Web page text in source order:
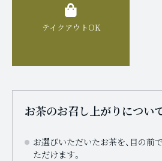
テイクアウトOK
お茶のお召し上がりについ
お選びいただいたお茶を、目の前
ただけます。